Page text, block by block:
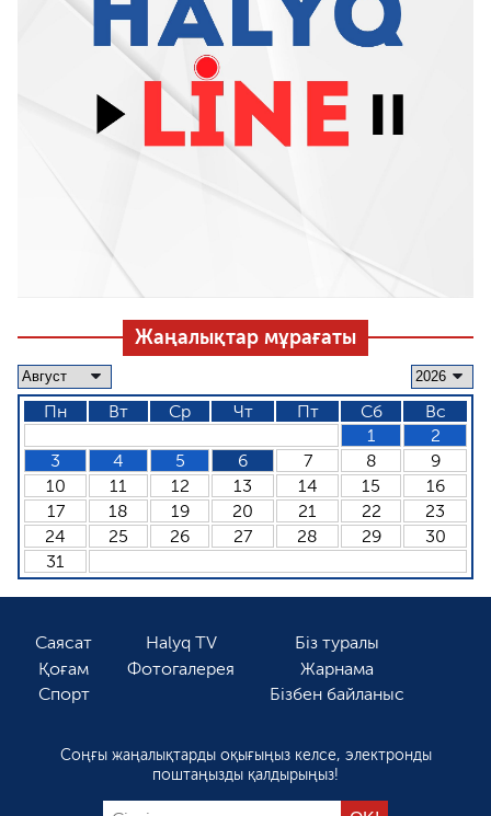
Жаңалықтар мұрағаты
Пн Вт Ср Чт Пт Сб
Вс
1
2
3
4 5 6 7 8
9
10
11 12 13 14 15
16
17
18 19 20 21 22
23
24
25 26 27 28 29
30
31
Саясат
Қоғам
Спорт
Halyq TV
Фотогалерея
Біз туралы
Жарнама
Бізбен байланыс
Соңғы жаңалықтарды оқығыңыз келсе, электронды
поштаңызды қалдырыңыз!